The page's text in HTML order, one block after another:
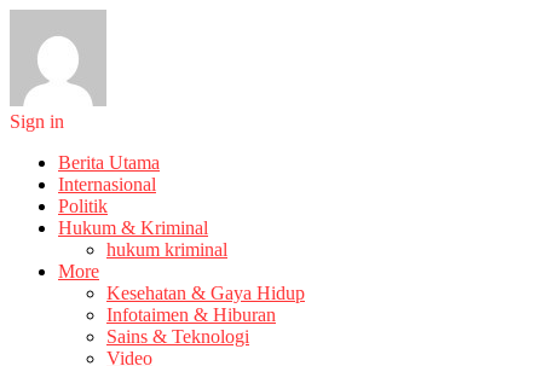
Sign in
Berita Utama
Internasional
Politik
Hukum & Kriminal
hukum kriminal
More
Kesehatan & Gaya Hidup
Infotaimen & Hiburan
Sains & Teknologi
Video